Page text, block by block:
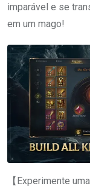
imparável e se
em um mago!
【Experimente